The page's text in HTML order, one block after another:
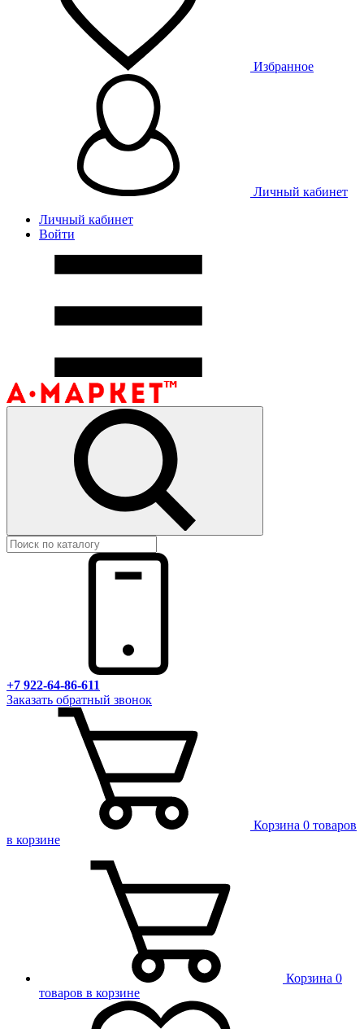
Избранное
Личный кабинет
Личный кабинет
Войти
+7 922-64-86-611
Заказать обратный звонок
Корзина 0 товаров
в корзине
Корзина 0
товаров в корзине